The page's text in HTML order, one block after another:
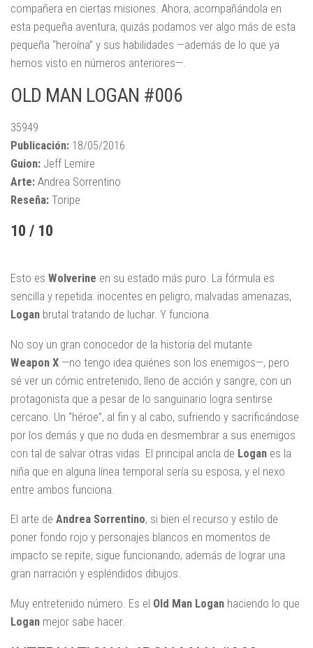
compañera en ciertas misiones. Ahora, acompañándola en
esta pequeña aventura, quizás podamos ver algo más de esta
pequeña “heroína” y sus habilidades —además de lo que ya
hemos visto en números anteriores—.
OLD MAN LOGAN #006
35949
Publicación: 18/05/2016
Guion: Jeff Lemire
Arte: Andrea Sorrentino
Reseña: Toripe
10 / 10
Esto es Wolverine en su estado más puro. La fórmula es
sencilla y repetida: inocentes en peligro, malvadas amenazas,
Logan brutal tratando de luchar. Y funciona.
No soy un gran conocedor de la historia del mutante
Weapon X —no tengo idea quiénes son los enemigos—, pero
sé ver un cómic entretenido, lleno de acción y sangre, con un
protagonista que a pesar de lo sanguinario logra sentirse
cercano. Un “héroe”, al fin y al cabo, sufriendo y sacrificándose
por los demás y que no duda en desmembrar a sus enemigos
con tal de salvar otras vidas. El principal ancla de Logan es la
niña que en alguna línea temporal sería su esposa, y el nexo
entre ambos funciona.
El arte de Andrea Sorrentino, si bien el recurso y estilo de
poner fondo rojo y personajes blancos en momentos de
impacto se repite, sigue funcionando, además de lograr una
gran narración y espléndidos dibujos.
Muy entretenido número. Es el Old Man Logan haciendo lo que
Logan mejor sabe hacer.